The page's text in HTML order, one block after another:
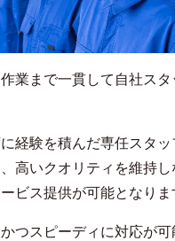
業まで一貫して自社ス
経験を積んだ専任スタッ
高いクオリティを維持し
ビス提供が可能となりま
つスピーディに対応が可